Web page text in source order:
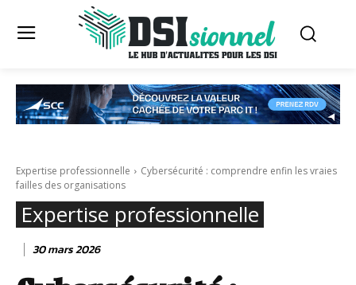
Expertise professionnelle
Cybersécurité : comprendre enfin les vraies
failles des organisations
Expertise professionnelle
30 mars 2026